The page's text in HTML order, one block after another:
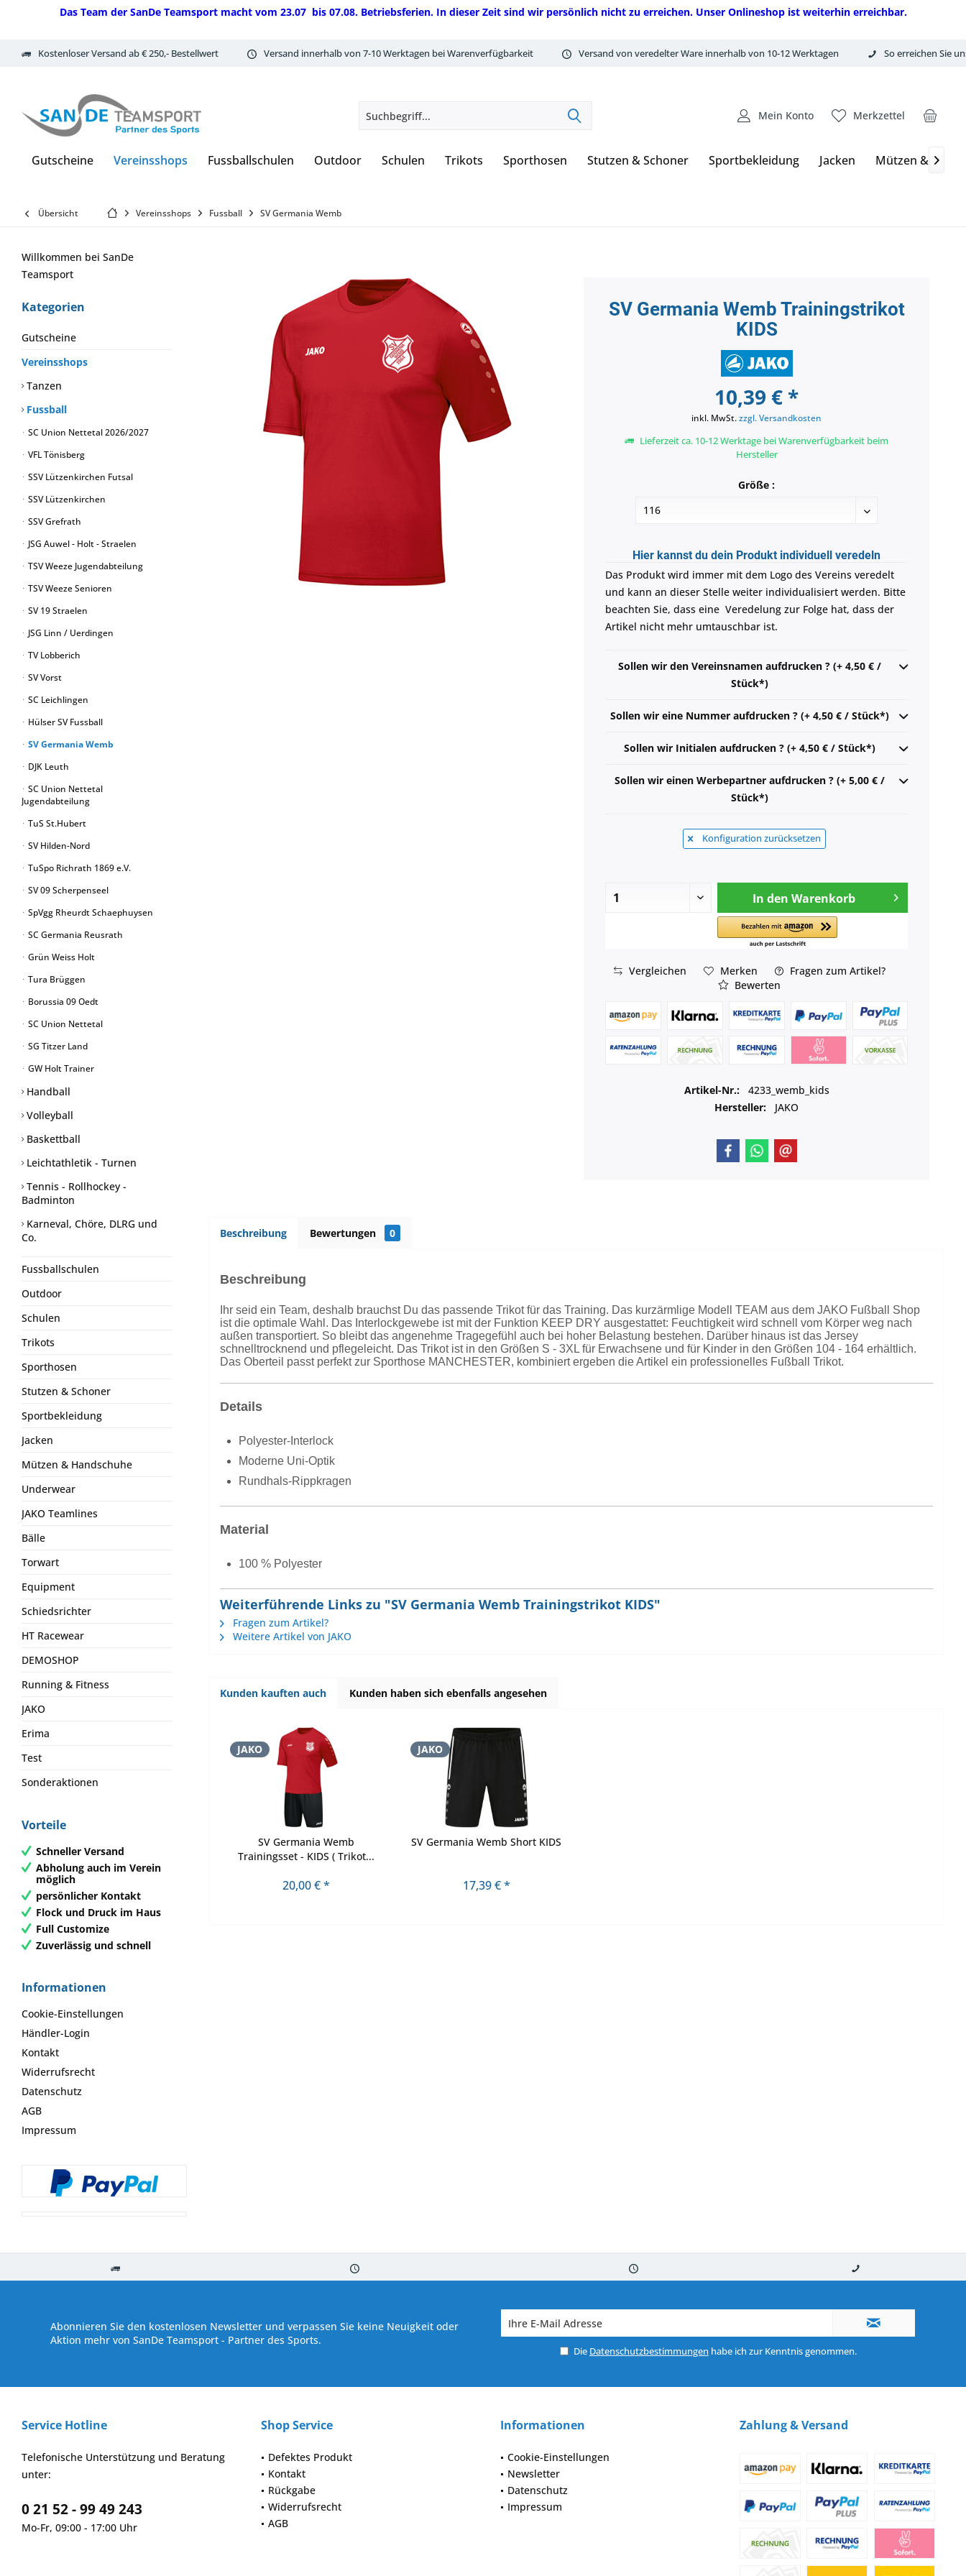
Das Team der SanDe Teamsport macht vom 23.07 bis 07.08. Betriebsferien. In dieser Zeit sind wir persönlich nicht zu erreichen. Unser Onlineshop ist weiterhin erreichbar.
Kostenloser Versand ab € 250,- Bestellwert Versand innerhalb von 7-10 Werktagen bei Warenverfügbarkeit Versand von veredelter Ware innerhalb von 10-12 Werktagen So erreichen Sie
Merkzettel
Mein Konto
Gutscheine Vereinsshops Fussballschulen Outdoor Schulen Trikots Sporthosen Stutzen & Schoner Sportbekleidung Jacken Mützen & 
Übersicht Vereinsshops Fussball SV Germania Wemb
Willkommen bei SanDe
Teamsport
Kategorien
Gutscheine
Vereinsshops
Tanzen
Fussball
SC Union Nettetal 2026/2027
VFL Tönisberg
SSV Lützenkirchen Futsal
SSV Lützenkirchen
SSV Grefrath
JSG Auwel - Holt - Straelen
TSV Weeze Jugendabteilung
TSV Weeze Senioren
SV 19 Straelen
JSG Linn / Uerdingen
TV Lobberich
SV Vorst
SC Leichlingen
Hülser SV Fussball
SV Germania Wemb
DJK Leuth
SC Union Nettetal
Jugendabteilung
TuS St.Hubert
SV Hilden-Nord
TuSpo Richrath 1869 e.V.
SV 09 Scherpenseel
SpVgg Rheurdt Schaephuysen
SC Germania Reusrath
Grün Weiss Holt
Tura Brüggen
Borussia 09 Oedt
SC Union Nettetal
SG Titzer Land
GW Holt Trainer
Handball
Volleyball
Baskettball
Leichtathletik - Turnen
Tennis - Rollhockey -
Badminton
Karneval, Chöre, DLRG und
Co.
Fussballschulen
Outdoor
Schulen
Trikots
Sporthosen
Stutzen & Schoner
Sportbekleidung
Jacken
Mützen & Handschuhe
Underwear
JAKO Teamlines
Bälle
Torwart
Equipment
Schiedsrichter
HT Racewear
DEMOSHOP
Running & Fitness
JAKO
Erima
Test
Sonderaktionen
Vorteile
Schneller Versand
Abholung auch im Verein
möglich
persönlicher Kontakt
Flock und Druck im Haus
Full Customize
Zuverlässig und schnell
Informationen
Cookie-Einstellungen
Händler-Login
Kontakt
Widerrufsrecht
Datenschutz
AGB
Impressum
SV Germania Wemb Trainingstrikot
KIDS
10,39 € *
inkl. MwSt.zzgl. Versandkosten
Lieferzeit ca. 10-12 Werktage bei Warenverfügbarkeit beim
Hersteller
Größe :
Hier kannst du dein Produkt individuell veredeln
Das Produkt wird immer mit dem Logo des Vereins veredelt
und kann an dieser Stelle weiter individualisiert werden. Bitte
beachten Sie, dass eine Veredelung zur Folge hat, dass der
Artikel nicht mehr umtauschbar ist.
Sollen wir den Vereinsnamen aufdrucken ? (+ 4,50 € /
Stück*)
Sollen wir eine Nummer aufdrucken ? (+ 4,50 € / Stück*)
Sollen wir Initialen aufdrucken ? (+ 4,50 € / Stück*)
Sollen wir einen Werbepartner aufdrucken ? (+ 5,00 € /
Stück*)
Konfiguration zurücksetzen
In den Warenkorb
Vergleichen Merken
Fragen zum Artikel?
Bewerten
Artikel-Nr.:
4233_wemb_kids
Hersteller:
JAKO
Beschreibung Bewertungen 0
Beschreibung
Ihr seid ein Team, deshalb brauchst Du das passende Trikot für das Training. Das kurzärmlige Modell TEAM aus dem JAKO Fußball Shop
ist die optimale Wahl. Das Interlockgewebe ist mit der Funktion KEEP DRY ausgestattet: Feuchtigkeit wird schnell vom Körper weg nach
außen transportiert. So bleibt das angenehme Tragegefühl auch bei hoher Belastung bestehen. Darüber hinaus ist das Jersey
schnelltrocknend und pflegeleicht. Das Trikot ist in den Größen S - 3XL für Erwachsene und für Kinder in den Größen 104 - 164 erhältlich.
Das Oberteil passt perfekt zur Sporthose MANCHESTER, kombiniert ergeben die Artikel ein professionelles Fußball Trikot.
Details
Polyester-Interlock
Moderne Uni-Optik
Rundhals-Rippkragen
Material
100 % Polyester
Weiterführende Links zu "SV Germania Wemb Trainingstrikot KIDS"
Fragen zum Artikel?
Weitere Artikel von JAKO
Kunden kauften auch Kunden haben sich ebenfalls angesehen
JAKO
SV Germania Wemb
Trainingsset - KIDS ( Trikot...
20,00 € *
JAKO
SV Germania Wemb Short KIDS
17,39 € *
Abonnieren Sie den kostenlosen Newsletter und verpassen Sie keine Neuigkeit oder
Aktion mehr von SanDe Teamsport - Partner des Sports.
Die Datenschutzbestimmungen habe ich zur Kenntnis genommen.
Service Hotline
Telefonische Unterstützung und Beratung
unter:
0 21 52 - 99 49 243
Mo-Fr, 09:00 - 17:00 Uhr
Shop Service
Defektes Produkt
Kontakt
Rückgabe
Widerrufsrecht
AGB
Informationen
Cookie-Einstellungen
Newsletter
Datenschutz
Impressum
Zahlung & Versand